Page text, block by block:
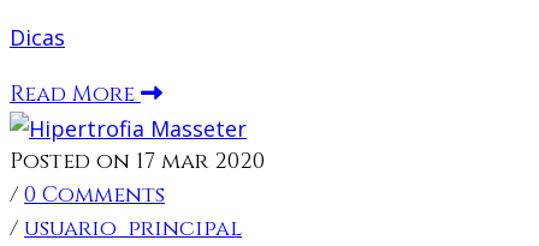
Dicas
Read More
Posted on 17 mar 2020
/ 0 Comments
/ usuario_principal